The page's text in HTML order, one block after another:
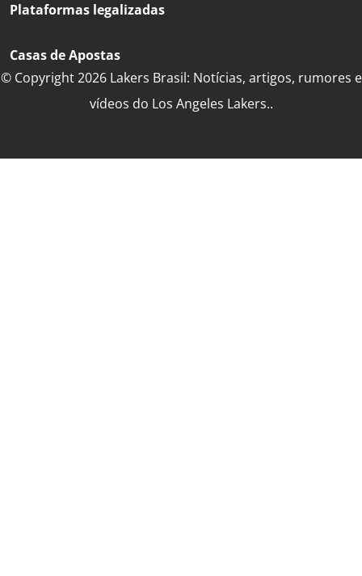
Plataformas legalizadas
Casas de Apostas
© Copyright 2026 Lakers Brasil: Notícias, artigos, rumores e
vídeos do Los Angeles Lakers..